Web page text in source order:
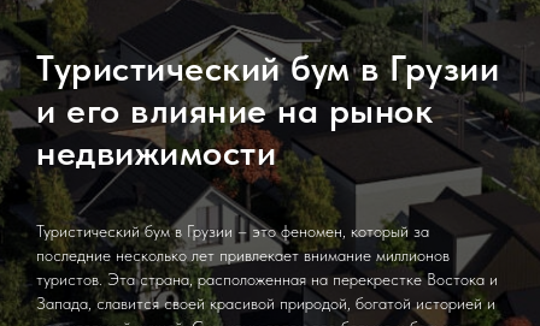
Туристический бум в Грузии
и его влияние на рынок
недвижимости
Туристический бум в Грузии – это феномен, который за
последние несколько лет привлекает внимание миллионов
туристов. Эта страна, расположенная на перекрестке Востока и
Запада, славится своей красивой природой, богатой историей и